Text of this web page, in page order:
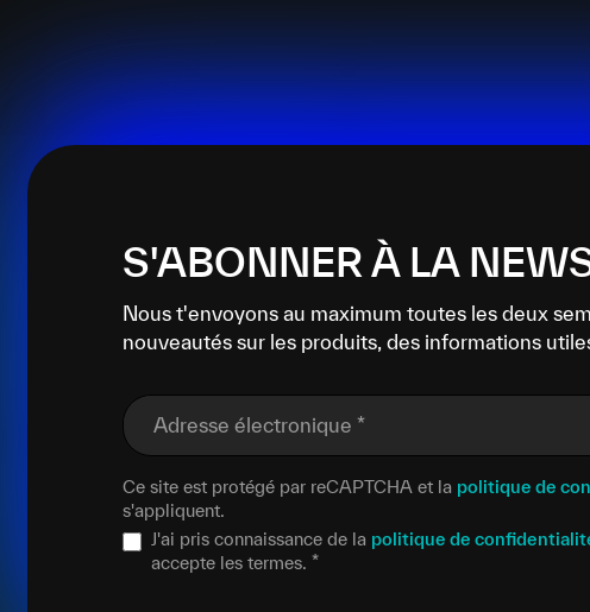
S'ABONNER À LA
Nous t'envoyons au maximum toutes les deux
nouveautés sur les produits, des informations
Adresse électronique *
Ce site est protégé par reCAPTCHA et la politique de
s'appliquent.
J'ai pris connaissance de la politique de
accepte les termes. *